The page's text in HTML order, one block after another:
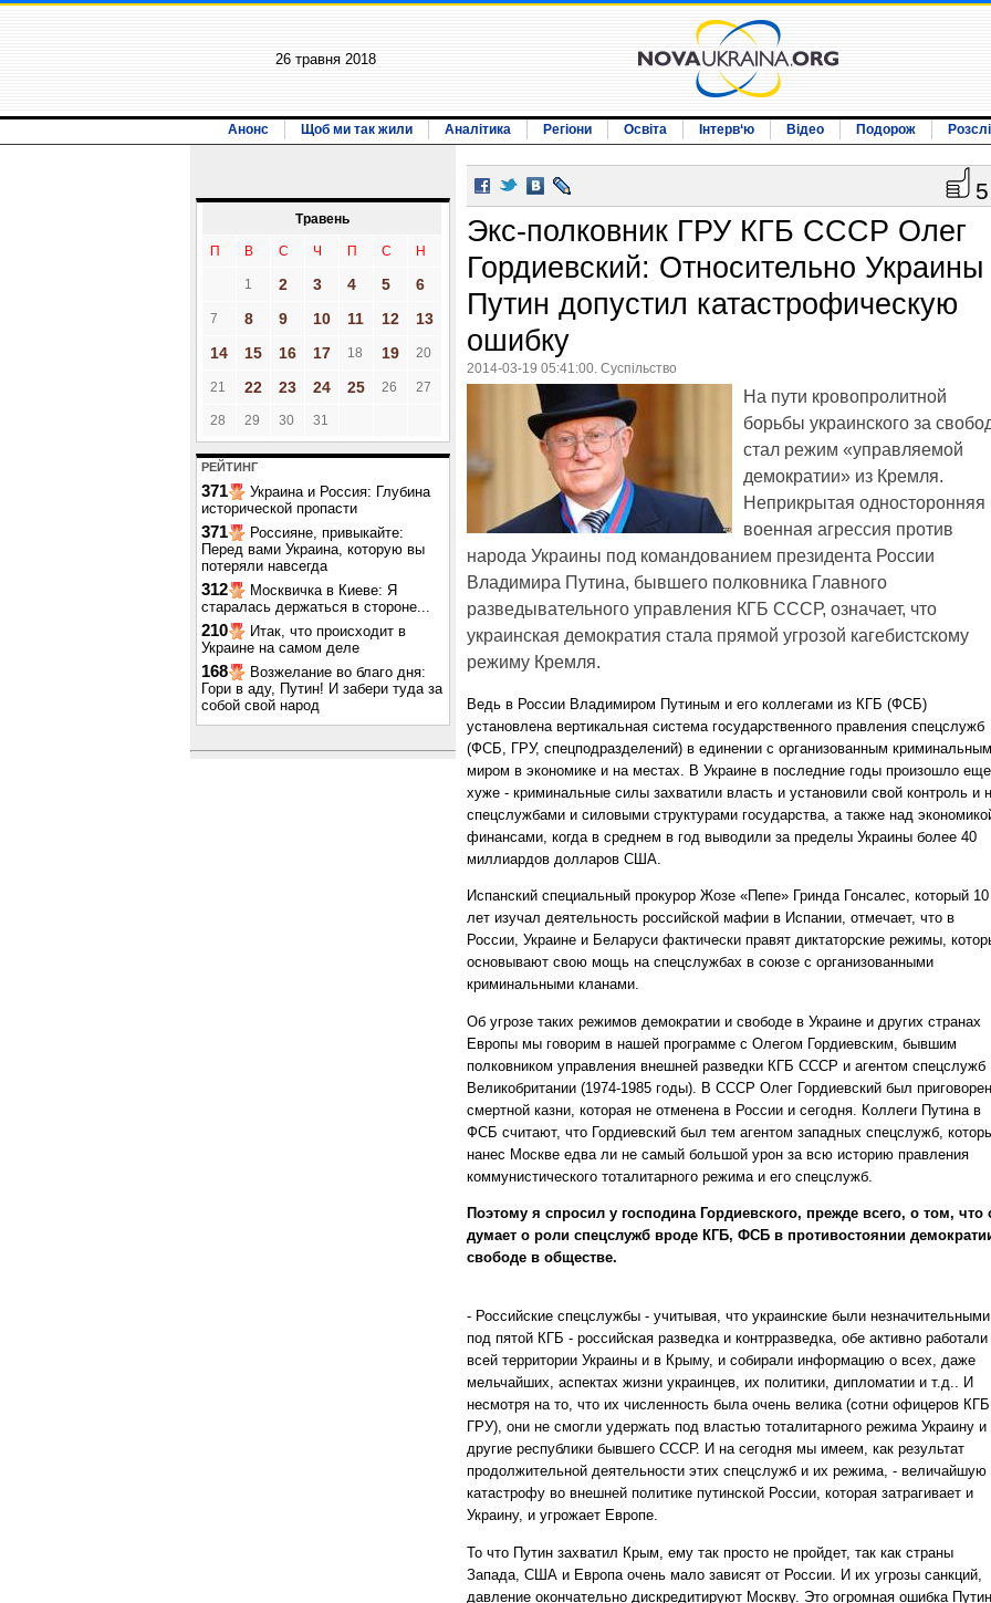
26 травня 2018
Анонс Щоб ми так жили Аналітика Регіони Освіта Інтерв‘ю Відео Подорож
Травень
П В С Ч П С Н
1 2 3 4 5 6
7 8 9 10 11 12
13
14
15 16 17 18 19 20
21 22 23 24 25 26 27
28 29 30 31
РЕЙТИНГ
371
Украина и Россия: Глубина
исторической пропасти
371
Россияне, привыкайте:
Перед вами Украина, которую вы
потеряли навсегда
312
Москвичка в Киеве: Я
старалась держаться в стороне...
210
Итак, что происходит в
Украине на самом деле
168
Возжелание во благо дня:
Гори в аду, Путин! И забери туда за
собой свой народ
5
Экс-полковник ГРУ КГБ СССР Олег
Гордиевский: Относительно Украины
Путин допустил катастрофическую
ошибку
2014-03-19 05:41:00. Суспільство
На пути кровопролитной
борьбы украинского за
стал режим «управляемой
демократии» из Кремля.
Неприкрытая односторонняя
военная агрессия против
народа Украины под командованием президента России
Владимира Путина, бывшего полковника Главного
разведывательного управления КГБ СССР, означает, что
украинская демократия стала прямой угрозой кагебистскому
режиму Кремля.
Ведь в России Владимиром Путиным и его коллегами из КГБ (ФСБ)
установлена ​​вертикальная система государственного правления спецслужб
(ФСБ, ГРУ, спецподразделений) в единении с организованным криминальным
миром в экономике и на местах. В Украине в последние годы произошло еще
хуже - криминальные силы захватили власть и установили свой ​​контроль и
спецслужбами и силовыми структурами государства, а также над
финансами, когда в среднем в год выводили за пределы Украины более 40
миллиардов долларов США.
Испанский специальный прокурор Жозе «Пепе» Гринда Гонсалес, который 10
лет изучал деятельность российской мафии в Испании, отмечает, что в
России, Украине и Беларуси фактически правят диктаторские режимы,
основывают свою мощь на спецслужбах в союзе с организованными
криминальными кланами.
Об угрозе таких режимов демократии и свободе в Украине и других странах
Европы мы говорим в нашей программе с Олегом Гордиевским, бывшим
полковником управления внешней разведки КГБ СССР и агентом спецслужб
Великобритании (1974-1985 годы). В СССР Олег Гордиевский был
смертной казни, которая не отменена в России и сегодня. Коллеги Путина в
ФСБ считают, что Гордиевский был тем агентом западных спецслужб,
нанес Москве едва ли не самый большой урон за всю историю правления
коммунистического тоталитарного режима и его спецслужб.
Поэтому я спросил у господина Гордиевского, прежде всего, о том, что
думает о роли спецслужб вроде КГБ, ФСБ в противостоянии
свободе в обществе.
- Российские спецслужбы - учитывая, что украинские были незначительными
под пятой КГБ - российская разведка и контрразведка, обе активно работали
всей территории Украины и в Крыму, и собирали информацию о всех, даже
мельчайших, аспектах жизни украинцев, их политики, дипломатии и т.д.. И
несмотря на то, что их численность была очень велика (сотни офицеров
ГРУ), они не смогли удержать под властью тоталитарного режима Украину и
другие республики бывшего СССР. И на сегодня мы имеем, как результат
продолжительной деятельности этих спецслужб и их режима, - величайшую
катастрофу во внешней политике путинской России, которая затрагивает и
Украину, и угрожает Европе.
То что Путин захватил Крым, ему так просто не пройдет, так как страны
Запада, США и Европа очень мало зависят от России. И их угрозы санкций,
давление окончательно дискредитируют Москву. Это огромная ошибка